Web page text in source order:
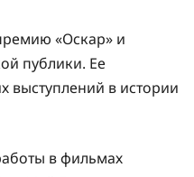
«Оскар» и
публики. Ее
выступлений в истории
в фильмах